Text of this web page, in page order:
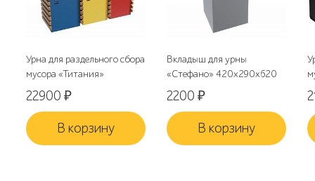
Урна для раздельного сбора
мусора «Титания»
22900₽
В корзину
Вкладыш для урны
«Стефано» 420х290х620
2200₽
В корзину